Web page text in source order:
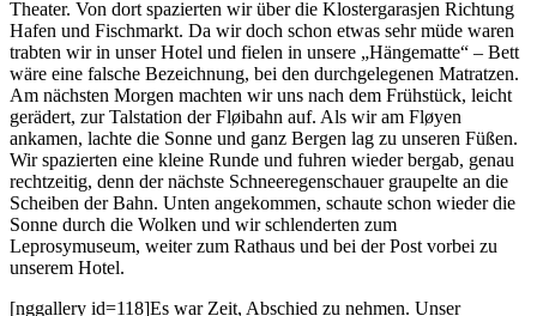
Theater. Von dort spazierten wir über die Klostergarasjen Richtung
Hafen und Fischmarkt. Da wir doch schon etwas sehr müde waren
trabten wir in unser Hotel und fielen in unsere „Hängematte“ – Bett
wäre eine falsche Bezeichnung, bei den durchgelegenen Matratzen.
Am nächsten Morgen machten wir uns nach dem Frühstück, leicht
gerädert, zur Talstation der Fløibahn auf. Als wir am Fløyen
ankamen, lachte die Sonne und ganz Bergen lag zu unseren Füßen.
Wir spazierten eine kleine Runde und fuhren wieder bergab, genau
rechtzeitig, denn der nächste Schneeregenschauer graupelte an die
Scheiben der Bahn. Unten angekommen, schaute schon wieder die
Sonne durch die Wolken und wir schlenderten zum
Leprosymuseum, weiter zum Rathaus und bei der Post vorbei zu
unserem Hotel.
[nggallery id=118]Es war Zeit, Abschied zu nehmen. Unser